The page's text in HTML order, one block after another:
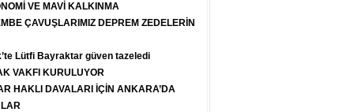
VE MAVİ KALKINMA
ÇAVUŞLARIMIZ DEPREM ZEDELERİN
Lütfi Bayraktar güven tazeledi
VAKFI KURULUYOR
HAKLI DAVALARI İÇİN ANKARA’DA